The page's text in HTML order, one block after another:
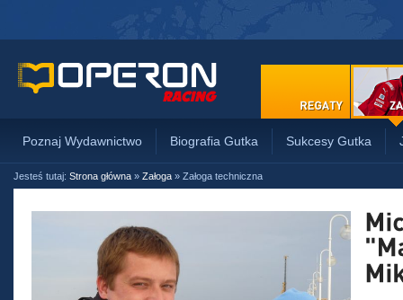
Poznaj Wydawnictwo Biografia Gutka Sukcesy Gutka
Jesteś tutaj: Strona główna » Załoga » Załoga techniczna